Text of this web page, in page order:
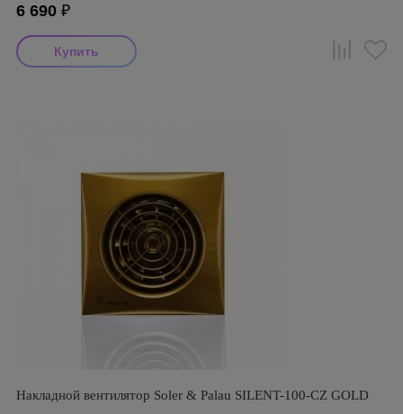
6 690 ₽
Накладной вентилятор Soler & Palau SILENT-100-CZ GOLD